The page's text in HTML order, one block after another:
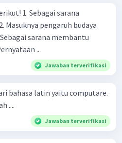
sarana
dunia yang luas Pernyataan ...
Jawaban terverifikasi
bahasa latin yaitu computare.
....
Jawaban terverifikasi